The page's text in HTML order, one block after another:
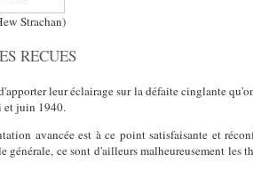
Strachan)
RECUES
leur éclairage sur la défaite cinglante
et juin 1940.
avancée est à ce point satisfaisante et
ce sont d'ailleurs malheureusement